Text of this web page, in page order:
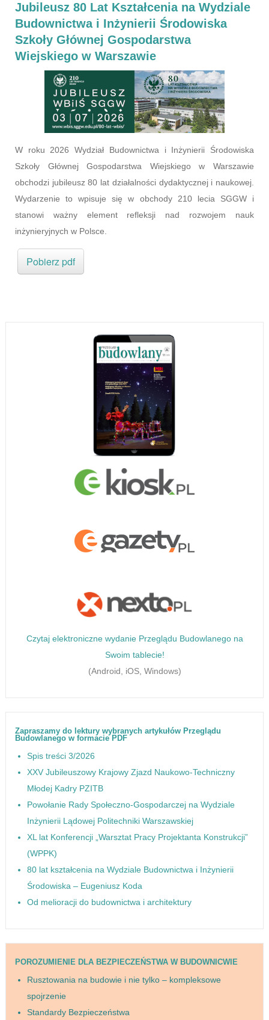
Jubileusz 80 Lat Kształcenia na Wydziale
Budownictwa i Inżynierii Środowiska
Szkoły Głównej Gospodarstwa
Wiejskiego w Warszawie
W roku 2026 Wydział Budownictwa i Inżynierii Środowiska
Szkoły Głównej Gospodarstwa Wiejskiego w Warszawie
obchodzi jubileusz 80 lat działalności dydaktycznej i naukowej.
Wydarzenie to wpisuje się w obchody 210 lecia SGGW i
stanowi ważny element refleksji nad rozwojem nauk
inżynieryjnych w Polsce.
Pobierz pdf
Czytaj elektroniczne wydanie Przeglądu Budowlanego na
Swoim tablecie!
(Android, iOS, Windows)
Zapraszamy do lektury wybranych artykułów Przeglądu
Budowlanego w formacie PDF
Spis treści 3/2026
XXV Jubileuszowy Krajowy Zjazd Naukowo-Techniczny
Młodej Kadry PZITB
Powołanie Rady Społeczno-Gospodarczej na Wydziale
Inżynierii Lądowej Politechniki Warszawskiej
XL lat Konferencji „Warsztat Pracy Projektanta Konstrukcji”
(WPPK)
80 lat kształcenia na Wydziale Budownictwa i Inżynierii
Środowiska – Eugeniusz Koda
Od melioracji do budownictwa i architektury
POROZUMIENIE DLA BEZPIECZEŃSTWA W BUDOWNICWIE
Rusztowania na budowie i nie tylko – kompleksowe
spojrzenie
Standardy Bezpieczeństwa